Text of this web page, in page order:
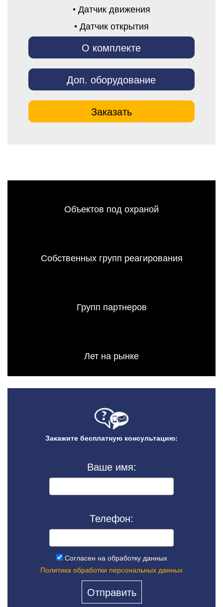
• Датчик движения
• Датчик открытия
О комплекте
Доп. оборудование
Заказать
Объектов под охраной
Собственных групп реагирования
Групп партнеров
Лет на рынке
Закажите бесплатную консультацию:
Ваше имя:
Телефон:
Согласен на обработку данных
Политика обработки персональных данных